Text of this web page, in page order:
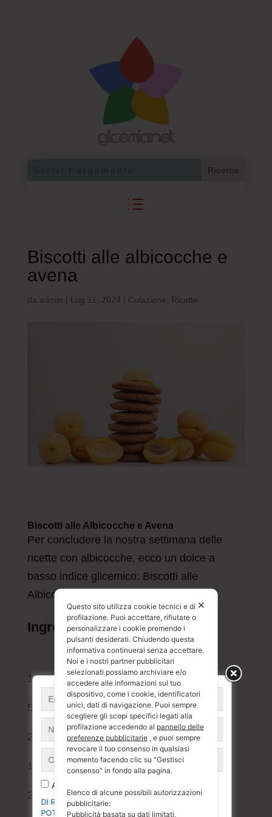
Biscotti alle albicocche e
avena
da admin Lug 11, 2024 Colazione Ricette
Biscotti alle Albicocche e Avena
Per concludere la nostra settimana delle
ricette con albicocche, ecco un dolce a
basso indice glicemico: Biscotti alle
Albicocche e
Ingredienti (per 20 biscotti):
100 g di fiocchi d’avena
50 g di farina di mandorle
2 albicocche fresche a dadini (circa 100 g)
1 uovo
2 cucchiai di olio di cocco (circa 30 ml)
✕
Questo sito utilizza cookie tecnici e di
profilazione. Puoi accettare, rifiutare o
personalizzare i cookie premendo i
pulsanti desiderati. Chiudendo questa
informativa continuerai senza accettare.
Noi e i nostri partner pubblicitari
selezionati possiamo archiviare e/o
accedere alle informazioni sul tuo
dispositivo, come i cookie, identificatori
unici, dati di navigazione. Puoi sempre
scegliere gli scopi specifici legati alla
profilazione accedendo al pannello delle
preferenze pubblicitarie, e puoi sempre
revocare il tuo consenso in qualsiasi
momento facendo clic su "Gestisci
consenso" in fondo alla pagina.
Elenco di alcune possibili autorizzazioni
pubblicitarie:
Pubblicità basata su dati limitati,
DI RICEVERE NOTIFICHE GRATUITE E DI
POTERMI CANCELLARE IN QUALSIASI